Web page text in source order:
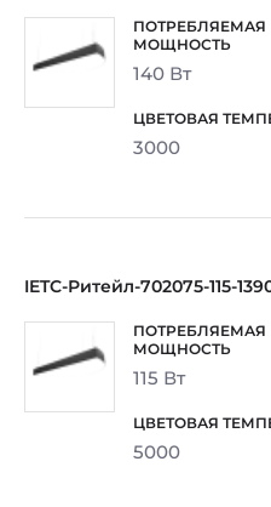
140 Вт
3000
IETC-Ритейл-702075-115-
115 Вт
5000